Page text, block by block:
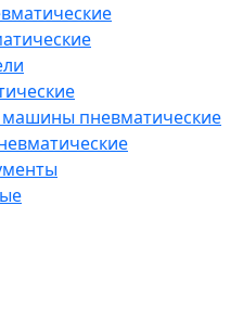
пневматические